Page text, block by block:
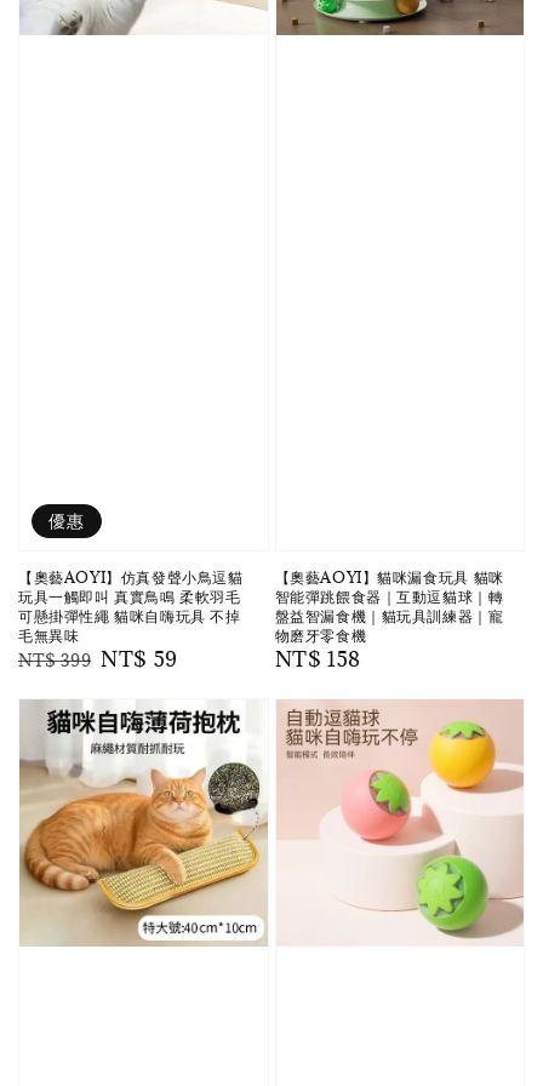
優惠
【奧藝AOYI】仿真發聲小鳥逗貓
玩具一觸即叫 真實鳥鳴 柔軟羽毛
可懸掛彈性繩 貓咪自嗨玩具 不掉
毛無異味
Regular
NT$ 399 Sale
NT$ 59
【奧藝AOYI】貓咪漏食玩具 貓咪
智能彈跳餵食器｜互動逗貓球｜轉
盤益智漏食機｜貓玩具訓練器｜寵
物磨牙零食機
Regular
NT$ 158